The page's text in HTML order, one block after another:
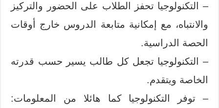
– التكنولوجيا تحفز الطلاب على الحضور والتركيز
والانتباه، مع إمكانية متابعة الدروس خارج أوقات
الحصة الدراسية.
– التكنولوجيا تجعل كل طالب يسير حسب قدرته
الخاصة ويتقدم.
– توفر التكنولوجيا كما هائلا من المعلومات: